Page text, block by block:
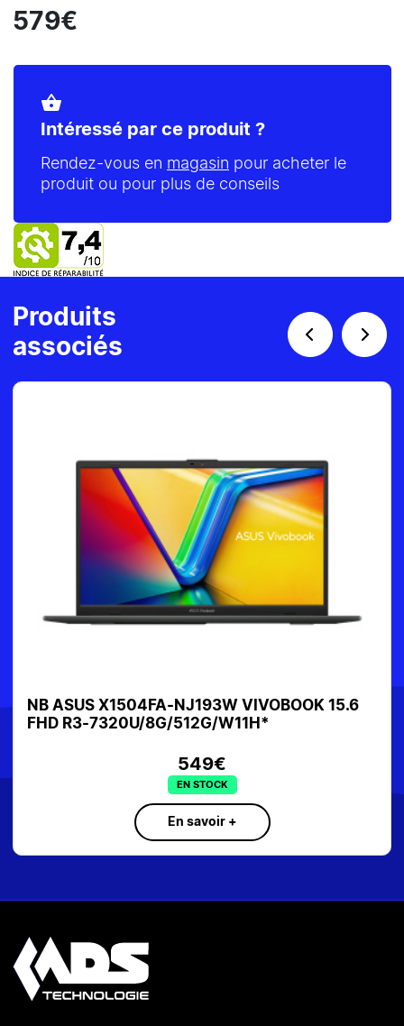
579€
shopping_basket
Intéressé par ce produit ?
Rendez-vous en magasin pour acheter le
produit ou pour plus de conseils
Produits
associés
NB ASUS X1504FA-NJ193W VIVOBOOK 15.6
FHD R3-7320U/8G/512G/W11H*
549€
EN STOCK
En savoir +